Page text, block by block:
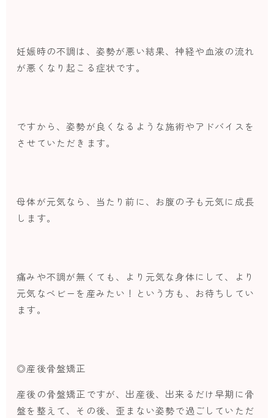
妊娠時の不調は、姿勢が悪い結果、神経や血液の流れ
が悪くなり起こる症状です。
ですから、姿勢が良くなるような施術やアドバイスを
させていただきます。
母体が元気なら、当たり前に、お腹の子も元気に成長
します。
痛みや不調が無くても、より元気な身体にして、より
元気なベビーを産みたい！という方も、お待ちしてい
ます。
◎産後骨盤矯正
産後の骨盤矯正ですが、出産後、出来るだけ早期に骨
盤を整えて、その後、歪まない姿勢で過ごしていただ